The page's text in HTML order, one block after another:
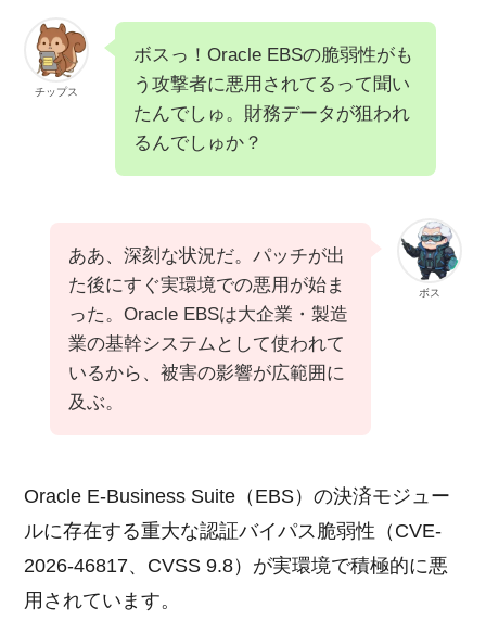
チップス
ボスっ！Oracle EBSの脆弱性がも
う攻撃者に悪用されてるって聞い
たんでしゅ。財務データが狙われ
るんでしゅか？
ボス
ああ、深刻な状況だ。パッチが出
た後にすぐ実環境での悪用が始ま
った。Oracle EBSは大企業・製造
業の基幹システムとして使われて
いるから、被害の影響が広範囲に
及ぶ。
Oracle E-Business Suite（EBS）の決済モジュー
ルに存在する重大な認証バイパス脆弱性（CVE-
2026-46817、CVSS 9.8）が実環境で積極的に悪
用されています。